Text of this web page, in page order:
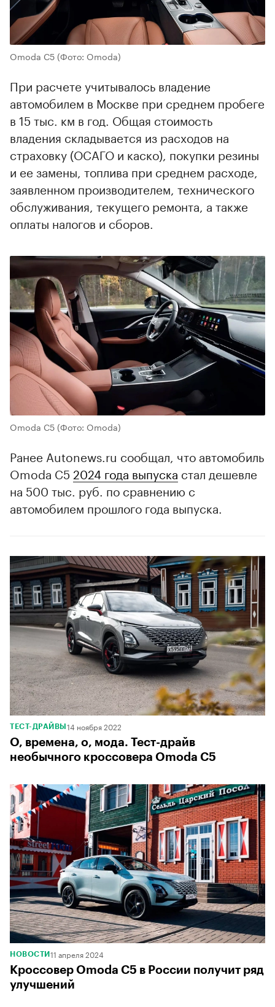
Omoda C5(Фото: Omoda)
При расчете учитывалось владение
автомобилем в Москве при среднем пробеге
в 15 тыс. км в год. Общая стоимость
владения складывается из расходов на
страховку (ОСАГО и каско), покупки резины
и ее замены, топлива при среднем расходе,
заявленном производителем, технического
обслуживания, текущего ремонта, а также
оплаты налогов и сборов.
Omoda C5(Фото: Omoda)
Ранее Autonews.ru сообщал, что автомобиль
Omoda C5 2024 года выпуска стал дешевле
на 500 тыс. руб. по сравнению с
автомобилем прошлого года выпуска.
ТЕСТ-ДРАЙВЫ 14 ноября 2022
О, времена, о, мода. Тест-драйв
необычного кроссовера Omoda C5
НОВОСТИ 11 апреля 2024
Кроссовер Omoda C5 в России получит ряд
улучшений